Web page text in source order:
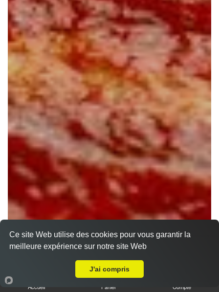
Accueil Panier Compte
Ce site Web utilise des cookies pour vous garantir la
meilleure expérience sur notre site Web
J'ai compris